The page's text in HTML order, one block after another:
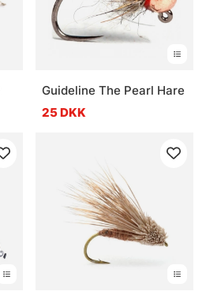
Guideline The Pearl Hare
25 DKK